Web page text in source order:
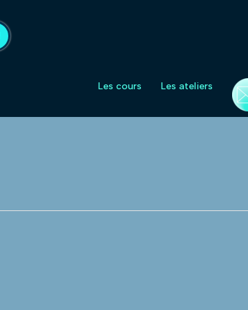
Les cours Les ateliers